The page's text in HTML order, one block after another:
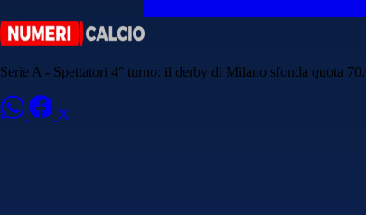
Serie A - Spettatori 4° turno: il derby di Milano sfonda quota